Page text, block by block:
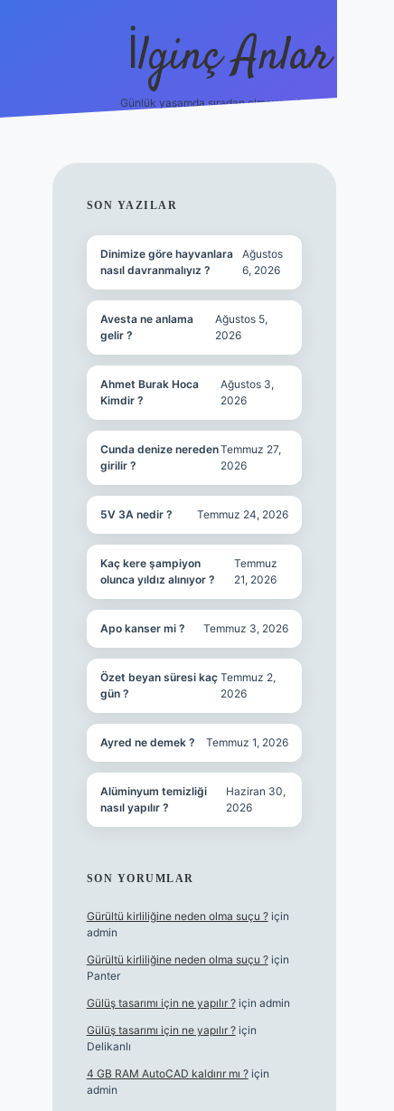
İlginç Anlar
Günlük yaşamda sıradan olmayan detaylar.
SIDEBAR
SON YAZILAR
Dinimize göre hayvanlara
nasıl davranmalıyız ?
Ağustos
6, 2026
Avesta ne anlama
gelir ?
Ağustos 5,
2026
Ahmet Burak Hoca
Kimdir ?
Ağustos 3,
2026
Cunda denize nereden
girilir ?
Temmuz 27,
2026
5V 3A nedir ? Temmuz 24, 2026
Kaç kere şampiyon
olunca yıldız alınıyor ?
Temmuz
21, 2026
Apo kanser mi ? Temmuz 3, 2026
Özet beyan süresi kaç
gün ?
Temmuz 2,
2026
Ayred ne demek ? Temmuz 1, 2026
Alüminyum temizliği
nasıl yapılır ?
Haziran 30,
2026
SON YORUMLAR
Gürültü kirliliğine neden olma suçu ?için
admin
Gürültü kirliliğine neden olma suçu ?için
Panter
Gülüş tasarımı için ne yapılır ?için admin
Gülüş tasarımı için ne yapılır ?için
Delikanlı
4 GB RAM AutoCAD kaldırır mı ?için
admin